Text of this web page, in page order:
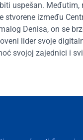
uspešan.
između
Denisa, on se
lider svoje
svojoj zajednici i